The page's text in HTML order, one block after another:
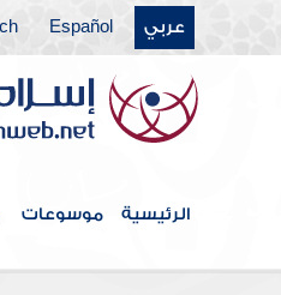
عربي Español
الرئيسية موسوعات